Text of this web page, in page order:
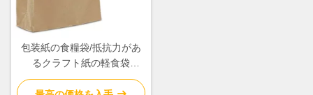
包装紙の食糧袋/抵抗力があ
るクラフト紙の軽食袋
Gussetedタイプ グリース